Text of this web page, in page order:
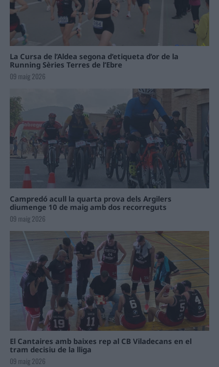
La Cursa de l’Aldea segona d’etiqueta d’or de la
Running Sèries Terres de l’Ebre
09 maig 2026
Campredó acull la quarta prova dels Argilers
diumenge 10 de maig amb dos recorreguts
09 maig 2026
El Cantaires amb baixes rep al CB Viladecans en el
tram decisiu de la lliga
09 maig 2026